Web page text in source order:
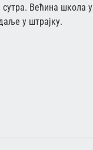
Већина школа у
у штрајку.